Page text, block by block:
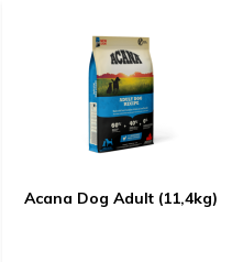
Acana Dog Adult (11,4kg)